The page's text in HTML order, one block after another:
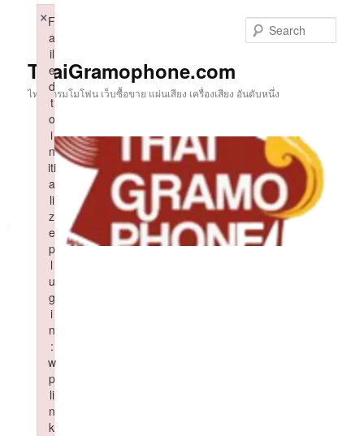
ThaiGramophone.com
ไทยแกรมโมโฟน เว็บซื้อขาย แผ่นเสียง เครื่องเสียง อันดับหนึ่ง
F
a
il
e
d
t
o
i
n
iti
a
li
z
e
p
l
u
g
i
n
:
w
p
li
n
k
×